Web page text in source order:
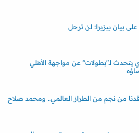
بيان بيزيرا: لن ترحل
يتحدث لـ"بطولات" عن مواجهة الأهلي
من نجم من الطراز العالمي.. ومحمد صلاح